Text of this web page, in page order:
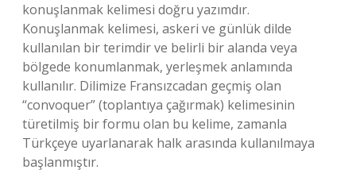
konuşlanmak kelimesi doğru yazımdır.
Konuşlanmak kelimesi, askeri ve günlük dilde
kullanılan bir terimdir ve belirli bir alanda veya
bölgede konumlanmak, yerleşmek anlamında
kullanılır. Dilimize Fransızcadan geçmiş olan
“convoquer” (toplantıya çağırmak) kelimesinin
türetilmiş bir formu olan bu kelime, zamanla
Türkçeye uyarlanarak halk arasında kullanılmaya
başlanmıştır.